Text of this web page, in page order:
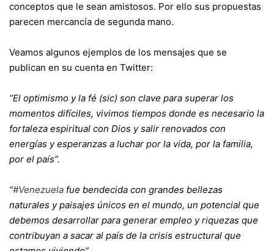
conceptos que le sean amistosos. Por ello sus propuestas
parecen mercancía de segunda mano.
Veamos algunos ejemplos de los mensajes que se
publican en su cuenta en Twitter:
“El optimismo y la fé (sic) son clave para superar los
momentos difíciles, vivimos tiempos donde es necesario la
fortaleza espiritual con Dios y salir renovados con
energías y esperanzas a luchar por la vida, por la familia,
por el país”.
“#Venezuela fue bendecida con grandes bellezas
naturales y paisajes únicos en el mundo, un potencial que
debemos desarrollar para generar empleo y riquezas que
contribuyan a sacar al país de la crisis estructural que